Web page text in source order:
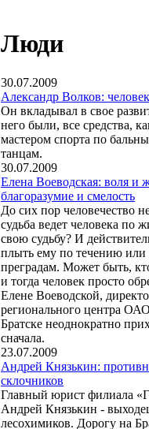
Люди
30.07.2009
Александр Волков:
Он вкладывал в свое
него были, все средства,
мастером спорта по
танцам.
30.07.2009
Елена Воеводская: воля и
благоразумие и смелость
До сих пор человечество
судьба ведет человека по
свою судьбу? И
плыть ему по течению или
преградам. Может быть,
и тогда человек просто
Елене Воеводской,
регионального центра
Братске неоднократно
сначала.
23.07.2009
Андрей Князькин:
склочников
Главный юрист филиала
Андрей Князькин -
лесохимиков. Дорогу на